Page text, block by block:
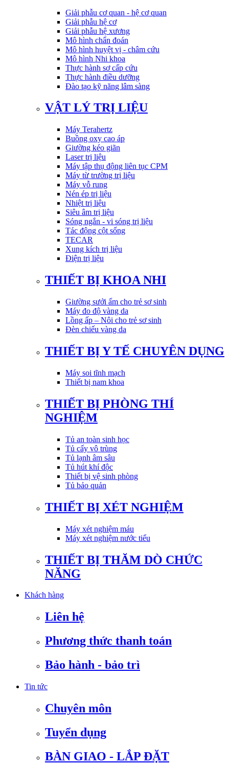
Giải phẫu cơ quan - hệ cơ quan
Giải phẫu hệ cơ
Giải phẫu hệ xương
Mô hình chẩn đoán
Mô hình huyệt vị - châm cứu
Mô hình Nhi khoa
Thực hành sơ cấp cứu
Thực hành điều dưỡng
Đào tạo kỹ năng lâm sàng
VẬT LÝ TRỊ LIỆU
Máy Terahertz
Buồng oxy cao áp
Giường kéo giãn
Laser trị liệu
Máy tập thụ động liên tục CPM
Máy từ trường trị liệu
Máy vỗ rung
Nén ép trị liệu
Nhiệt trị liệu
Siêu âm trị liệu
Sóng ngắn - vi sóng trị liệu
Tác động cột sống
TECAR
Xung kích trị liệu
Điện trị liệu
THIẾT BỊ KHOA NHI
Giường sưởi ấm cho trẻ sơ sinh
Máy đo độ vàng da
Lồng ấp – Nôi cho trẻ sơ sinh
Đèn chiếu vàng da
THIẾT BỊ Y TẾ CHUYÊN DỤNG
Máy soi tĩnh mạch
Thiết bị nam khoa
THIẾT BỊ PHÒNG THÍ
NGHIỆM
Tủ an toàn sinh học
Tủ cấy vô trùng
Tủ lạnh âm sâu
Tủ hút khí độc
Thiết bị vệ sinh phòng
Tủ bảo quản
THIẾT BỊ XÉT NGHIỆM
Máy xét nghiệm máu
Máy xét nghiệm nước tiểu
THIẾT BỊ THĂM DÒ CHỨC
NĂNG
Khách hàng
Liên hệ
Phương thức thanh toán
Bảo hành - bảo trì
Tin tức
Chuyên môn
Tuyển dụng
BÀN GIAO - LẮP ĐẶT